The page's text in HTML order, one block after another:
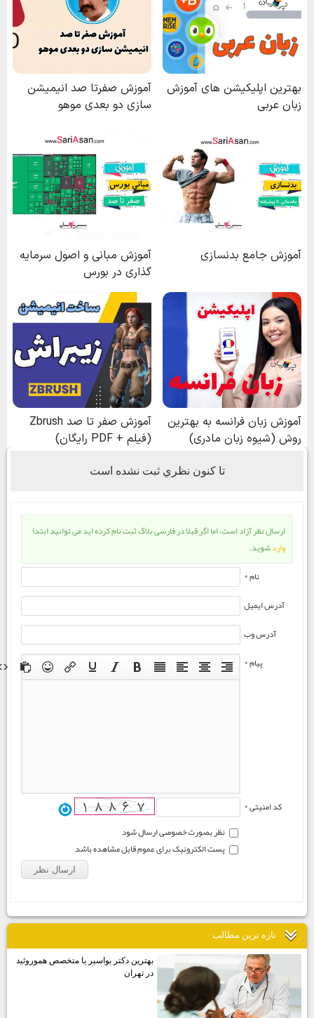
تا كنون نظري ثبت نشده است
ارسال نظر آزاد است، اما اگر قبلا در فارسی بلاگ ثبت نام کرده اید می توانید ابتدا
واردشوید.
نام *
آدرس ایمیل
آدرس وب
پیام *
کد امنیتی *
نظر بصورت خصوصی ارسال شود
پست الکترونیک برای عموم قابل مشاهده باشد
تازه ترين مطالب
بهترين دكتر بواسير يا متخصص هموروئيد
در تهران